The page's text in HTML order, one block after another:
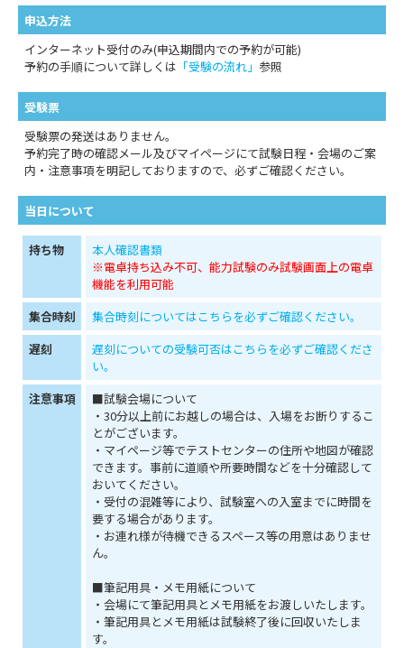
申込方法
インターネット受付のみ(申込期間内での予約が可能)
予約の手順について詳しくは 「受験の流れ」 参照
受験票
受験票の発送はありません。
予約完了時の確認メール及びマイページにて試験日程・会場のご案
内・注意事項を明記しておりますので、必ずご確認ください。
当日について
持ち物
本人確認書類
※電卓持ち込み不可、能力試験のみ試験画面上の電卓
機能を利用可能
集合時刻
集合時刻についてはこちらを必ずご確認ください。
遅刻
遅刻についての受験可否はこちらを必ずご確認くださ
い。
注意事項
■試験会場について
・30分以上前にお越しの場合は、入場をお断りするこ
とがございます。
・マイページ等でテストセンターの住所や地図が確認
できます。事前に道順や所要時間などを十分確認して
おいてください。
・受付の混雑等により、試験室への入室までに時間を
要する場合があります。
・お連れ様が待機できるスペース等の用意はありませ
ん。
■筆記用具・メモ用紙について
・会場にて筆記用具とメモ用紙をお渡しいたします。
・筆記用具とメモ用紙は試験終了後に回収いたしま
す。